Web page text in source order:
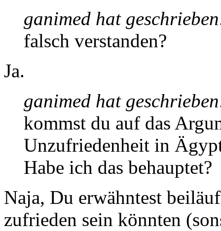
ganimed hat
falsch verstanden?
Ja.
ganimed hat
kommst du auf das
Unzufriedenheit in
Habe ich das behauptet?
Naja, Du erwähntest
zufrieden sein könnten